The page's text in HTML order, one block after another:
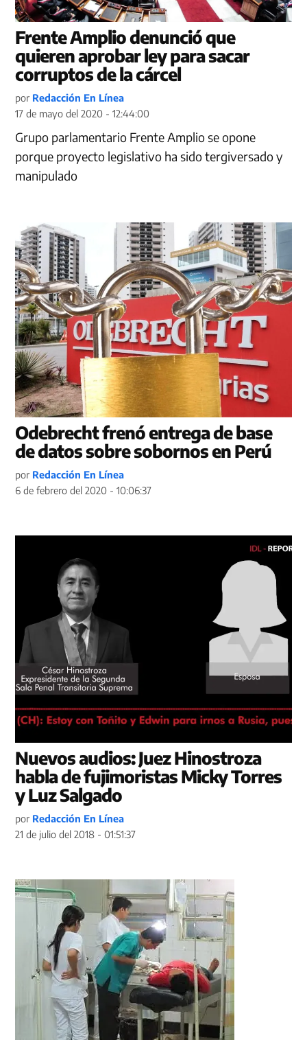
Frente Amplio denunció que
quieren aprobar ley para sacar
corruptos de la cárcel
por Redacción En Línea
17 de mayo del 2020 - 12:44:00
Grupo parlamentario Frente Amplio se opone
porque proyecto legislativo ha sido tergiversado y
manipulado
Odebrecht frenó entrega de base
de datos sobre sobornos en Perú
por Redacción En Línea
6 de febrero del 2020 - 10:06:37
Nuevos audios: Juez Hinostroza
habla de fujimoristas Micky Torres
y Luz Salgado
por Redacción En Línea
21 de julio del 2018 - 01:51:37